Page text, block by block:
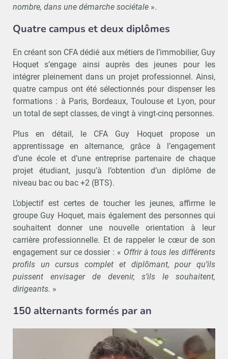
nombre, dans une démarche sociétale ».
Quatre campus et deux diplômes
En créant son CFA dédié aux métiers de l’immobilier, Guy
Hoquet s’engage ainsi auprès des jeunes pour les
intégrer pleinement dans un projet professionnel. Ainsi,
quatre campus ont été sélectionnés pour dispenser les
formations : à Paris, Bordeaux, Toulouse et Lyon, pour
un total de sept classes, de vingt à vingt-cinq personnes.
Plus en détail, le CFA Guy Hoquet propose un
apprentissage en alternance, grâce à l’engagement
d’une école et d’une entreprise partenaire de chaque
projet étudiant, jusqu’à l’obtention d’un diplôme de
niveau bac ou bac +2 (BTS).
L’objectif est certes de toucher les jeunes, affirme le
groupe Guy Hoquet, mais également des personnes qui
souhaitent donner une nouvelle orientation à leur
carrière professionnelle. Et de rappeler le cœur de son
engagement sur ce dossier : « Offrir à tous les différents
profils un cursus complet et diplômant, pour qu’ils
puissent envisager de devenir, s’ils le souhaitent,
dirigeants. »
150 alternants formés par an